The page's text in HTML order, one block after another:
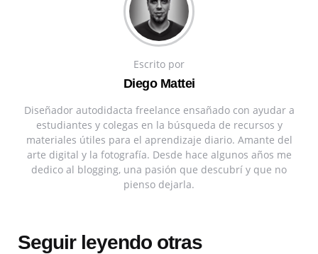
Escrito por
Diego Mattei
Diseñador autodidacta freelance ensañado con ayudar a
estudiantes y colegas en la búsqueda de recursos y
materiales útiles para el aprendizaje diario. Amante del
arte digital y la fotografía. Desde hace algunos años me
dedico al blogging, una pasión que descubrí y que no
pienso dejarla.
Seguir leyendo otras